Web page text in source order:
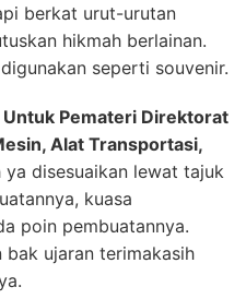
berkat urut-urutan
hikmah berlainan.
seperti souvenir.
Pemateri Direktorat
Alat Transportasi,
ya disesuaikan lewat tajuk
kuasa
poin pembuatannya.
bak ujaran terimakasih